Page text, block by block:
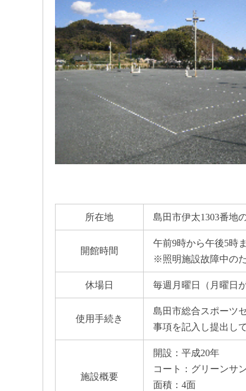
所在地 島田市伊太1303番地
開館時間
午前9時から午後5時
※照明施設故障中の
休場日 毎週月曜日（月曜日
使用手続き
島田市総合スポーツ
事項を記入し提出し
施設概要
開設：平成20年
コート：グリーンサ
面積：4面